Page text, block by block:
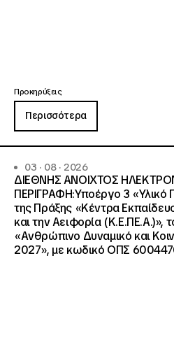
Προκηρύξεις
Περισσότερα
03 · 08 · 2026
ΔΙΕΘΝΗΣ ΑΝΟΙΧΤΟΣ
ΠΕΡΙΓΡΑΦΗ:Υποέργο 3 «Υλικό
της Πράξης «Κέντρα
και την Αειφορία (Κ.Ε.ΠΕ.Α.)»,
«Ανθρώπινο Δυναμικό και
2027», με κωδικό ΟΠΣ